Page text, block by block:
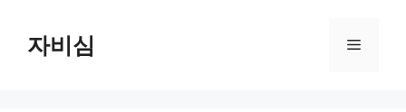
자비심 메